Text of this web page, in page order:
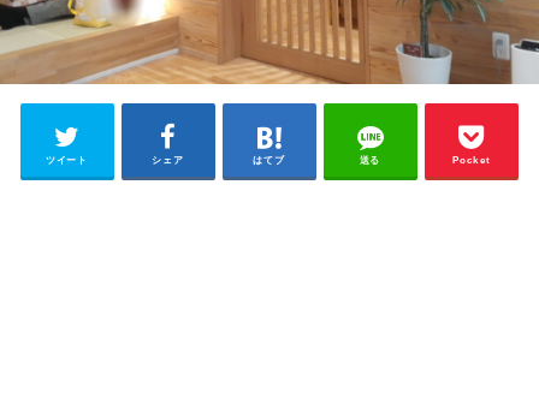
ツイート シェア はてブ 送る Pocket